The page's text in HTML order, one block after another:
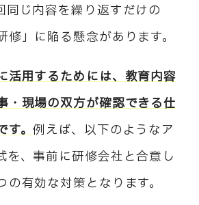
同じ内容を繰り返すだけの
修」に陥る懸念があります。
活用するためには、教育内容
・現場の双方が確認できる仕
す。例えば、以下のようなア
を、事前に研修会社と合意し
の有効な対策となります。